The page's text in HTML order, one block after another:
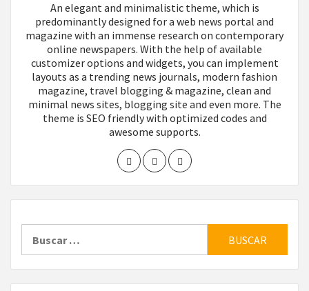
An elegant and minimalistic theme, which is
predominantly designed for a web news portal and
magazine with an immense research on contemporary
online newspapers. With the help of available
customizer options and widgets, you can implement
layouts as a trending news journals, modern fashion
magazine, travel blogging & magazine, clean and
minimal news sites, blogging site and even more. The
theme is SEO friendly with optimized codes and
awesome supports.